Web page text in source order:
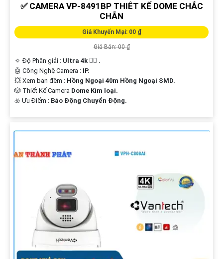
✅ CAMERA VP-8491BP THIÊT KẾ DOME CHẮC
CHẮN
Giá Khuyến Mại: 00 ₫
Giá Bán: 00 ₫
🔅 Độ Phân giải : Ultra 4k 👍🏾 .
🤖️ Công Nghệ Camera : IP.
💥 Xem ban đêm : Hồng Ngoại 40m Hồng Ngoại SMD.
🎲 Thiết Kế Camera Dome Kim loại.
️☣️ Ưu Điểm : Báo Động Chuyển Động.